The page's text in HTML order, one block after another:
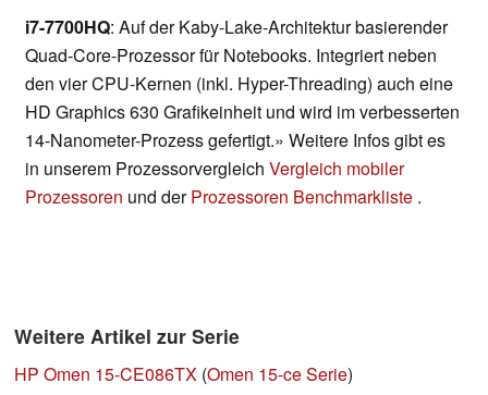
i7-7700HQ: Auf der Kaby-Lake-Architektur basierender
Quad-Core-Prozessor für Notebooks. Integriert neben
den vier CPU-Kernen (inkl. Hyper-Threading) auch eine
HD Graphics 630 Grafikeinheit und wird im verbesserten
14-Nanometer-Prozess gefertigt.» Weitere Infos gibt es
in unserem Prozessorvergleich Vergleich mobiler
Prozessoren und derProzessoren Benchmarkliste .
Weitere Artikel zur Serie
HP Omen 15-CE086TX (Omen 15-ce Serie)